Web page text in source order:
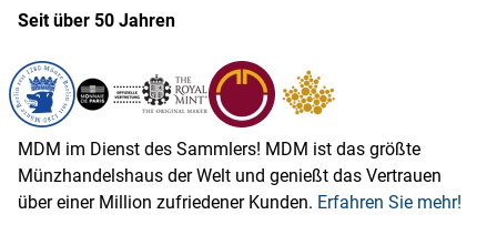
Seit über 50 Jahren
MDM im Dienst des Sammlers! MDM ist das größte
Münzhandelshaus der Welt und genießt das Vertrauen
über einer Million zufriedener Kunden. Erfahren Sie mehr!